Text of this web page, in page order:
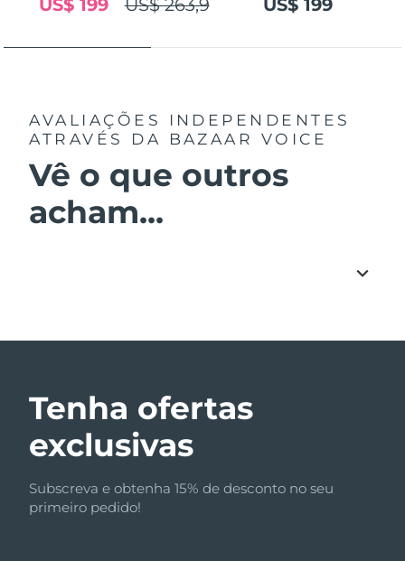
US$ 263,9
US$ 199 US$ 199
AVALIAÇÕES INDEPENDENTES
ATRAVÉS DA BAZAAR VOICE
Vê o que outros
acham...
Tenha ofertas
exclusivas
Subscreva e obtenha 15% de desconto no seu
primeiro pedido!